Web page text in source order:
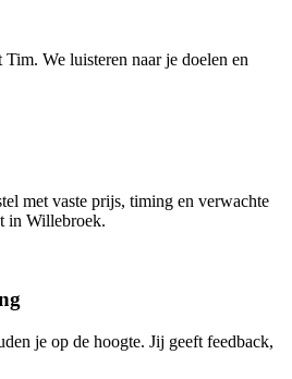
We luisteren naar je doelen en
met vaste prijs, timing en verwachte
in Willebroek.
je op de hoogte. Jij geeft feedback,